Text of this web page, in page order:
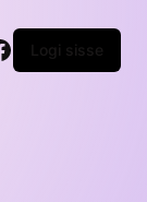
Logi sisse